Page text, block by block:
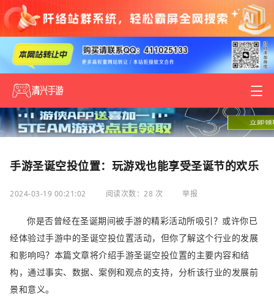
手游圣诞空投位置：玩游戏也能享受圣诞节的欢乐
2024-03-19 00:21:02 阅读次数：28 次 举报
你是否曾经在圣诞期间被手游的精彩活动所吸引？或许你已
经体验过手游中的圣诞空投位置活动，但你了解这个行业的发展
和影响吗？本篇文章将介绍手游圣诞空投位置的主要内容和结
构，通过事实、数据、案例和观点的支持，分析该行业的发展前
景和意义。